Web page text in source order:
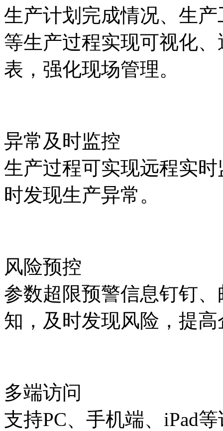
生产计划完成情况、生
等生产过程实现可视化
表，强化现场管理。
异常及时监控
生产过程可实现远程实
时发现生产异常。
风险预控
参数超限预警信息钉钉
知，及时发现风险，提
多端访问
支持PC、手机端、iPad